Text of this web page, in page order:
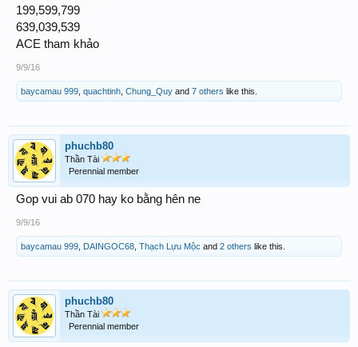
199,599,799
639,039,539
ACE tham khảo
9/9/16
baycamau 999 quachtinh Chung_Quy and 7 others like this.
phuchb80
Thần Tài
Perennial member
Gop vui ab 070 hay ko bằng hên ne
9/9/16
baycamau 999 DAINGOC68 Thạch Lựu Mộc and 2 others like this.
phuchb80
Thần Tài
Perennial member